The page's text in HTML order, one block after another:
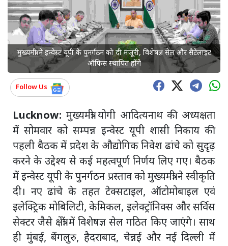
मुख्यमंत्री ने इन्वेस्ट यूपी के पुनर्गठन को दी मंजूरी, विशेषज्ञ सेल और सैटेलाइट
ऑफिस स्थापित होंगे
Follow Us
Lucknow:मुख्यमंत्री योगी आदित्यनाथ की अध्यक्षता
में सोमवार को सम्पन्न इन्वेस्ट यूपी शासी निकाय की
पहली बैठक में प्रदेश के औद्योगिक निवेश ढांचे को सुदृढ़
करने के उद्देश्य से कई महत्वपूर्ण निर्णय लिए गए। बैठक
में इन्वेस्ट यूपी के पुनर्गठन प्रस्ताव को मुख्यमंत्री ने स्वीकृति
दी। नए ढांचे के तहत टेक्सटाइल, ऑटोमोबाइल एवं
इलेक्ट्रिक मोबिलिटी, केमिकल, इलेक्ट्रॉनिक्स और सर्विस
सेक्टर जैसे क्षेत्रों में विशेषज्ञ सेल गठित किए जाएंगे। साथ
ही मुंबई, बेंगलुरु, हैदराबाद, चेन्नई और नई दिल्ली में